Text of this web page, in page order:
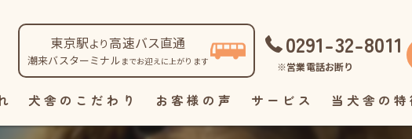
東京駅より高速バス直通
潮来バスターミナル までお迎えに上がります
0291-32-8011
※営業電話お断り
犬舎のこだわり お客様の声 サービス 当犬舎の特